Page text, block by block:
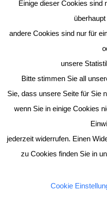
Einige dieser Cookies sind
andere Cookies sind nur für
unsere
Bitte stimmen Sie all
Sie, dass unsere Seite für Sie
wenn Sie in einige Cookies
jederzeit widerrufen. Einen
zu Cookies finden Sie in
Cookie